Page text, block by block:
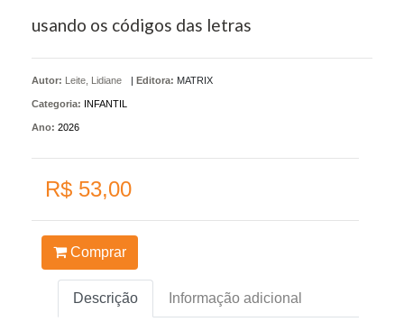
usando os códigos das letras
Autor: Leite, Lidiane | Editora: MATRIX
Categoria: INFANTIL
Ano: 2026
R$ 53,00
Comprar
Descrição Informação adicional